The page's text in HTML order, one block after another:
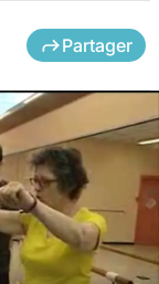
Partager